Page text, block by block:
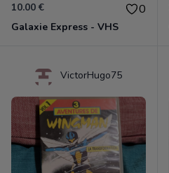
10.00 € 0
Galaxie Express - VHS
VictorHugo75